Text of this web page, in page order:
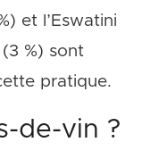
et l’Eswatini
%) sont
pratique.
de-vin ?